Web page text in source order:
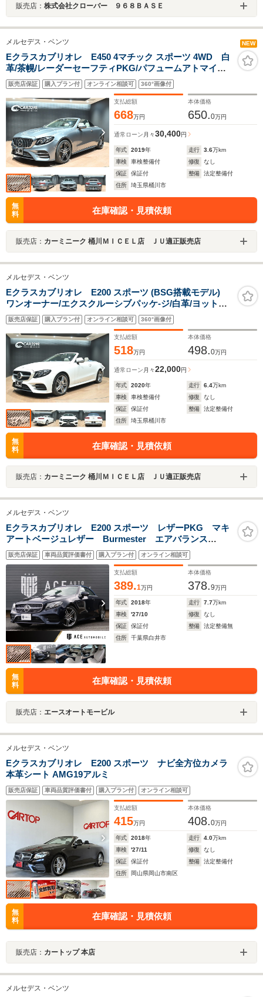
販売店： 株式会社クローバー ９６８ＢＡＳＥ
メルセデス・ベンツ NEW
Eクラスカブリオレ E450 4マチック スポーツ 4WD 白
革/茶幌/レーダーセーフティPKG/パフュームアトマイザ
ー/シートベンチレーション/Rクルコン/純ナビ/フルセグ/
カープレイ/全周囲カメラ/ETC2.0/BSM/HUD/アンビエン
トライト/純19インチAW/ドラレコ/オートハイビーム
販売店保証 購入プラン付 オンライン相談可 360°画像付
支払総額
668万円
本体価格
650.0万円
通常ローン 月々30,400円
年式 2019年 走行 3.6万km
車検
車検整備付 修復
なし
保証
保証付 整備
法定整備付
住所
埼玉県桶川市
無
料
在庫確認・見積依頼
販売店： カーミニーク 桶川ＭＩＣＥＬ店 ＪＵ適正販売店
メルセデス・ベンツ
Eクラスカブリオレ E200 スポーツ (BSG搭載モデル)
ワンオーナー/エクスクルーシブパッケ-ジ/白革/ヨットブ
ルー/純HDDナビ/フルセグTV/全方位カメラ/アンビエント/
ブルメスターサウンド/ヘッドアップディスプレ
イ/BSM/ETC2.0/パフュームアトマイザー/純AMG19イン
チAW
販売店保証 購入プラン付 オンライン相談可 360°画像付
支払総額
518万円
本体価格
498.0万円
通常ローン 月々22,000円
年式 2020年 走行 6.4万km
車検
車検整備付 修復
なし
保証
保証付 整備
法定整備付
住所
埼玉県桶川市
無
料
在庫確認・見積依頼
販売店： カーミニーク 桶川ＭＩＣＥＬ店 ＪＵ適正販売店
メルセデス・ベンツ
Eクラスカブリオレ E200 スポーツ レザーPKG マキ
アートベージュレザー Burmester エアバランス
PKG HUD エアスカーフ エアキャップ パワーシー
ト シートヒーター 青幌 レーダーセーフティ 全周
囲カメラ
販売店保証 車両品質評価書付 購入プラン付 オンライン相談可
支払総額
389.1万円
本体価格
378.9万円
年式 2018年 走行 7.7万km
車検
'27/10 修復
なし
保証
保証付 整備
法定整備無
住所
千葉県白井市
無
料
在庫確認・見積依頼
販売店： エースオートモービル
メルセデス・ベンツ
Eクラスカブリオレ E200 スポーツ ナビ全方位カメラ
本革シート AMG19アルミ
販売店保証 車両品質評価書付 購入プラン付 オンライン相談可
支払総額
415万円
本体価格
408.0万円
年式 2018年 走行 4.0万km
車検
'27/11 修復
なし
保証
保証付 整備
法定整備付
住所
岡山県岡山市南区
無
料
在庫確認・見積依頼
販売店： カートップ 本店
メルセデス・ベンツ